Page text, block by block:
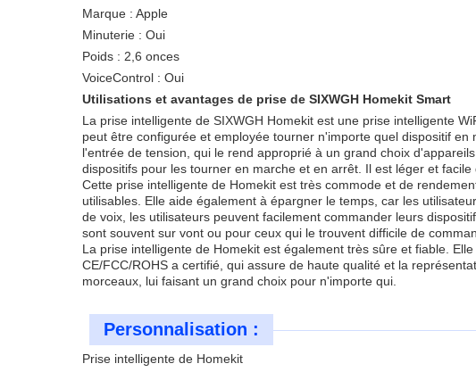
Marque : Apple
Minuterie : Oui
Poids : 2,6 onces
VoiceControl : Oui
Utilisations et avantages de prise de SIXWGH Homekit Smart
La prise intelligente de SIXWGH Homekit est une prise intelligente
peut être configurée et employée tourner n'importe quel dispositif
l'entrée de tension, qui le rend approprié à un grand choix
dispositifs pour les tourner en marche et en arrêt. Il est léger et
Cette prise intelligente de Homekit est très commode et de
utilisables. Elle aide également à épargner le temps, car les
de voix, les utilisateurs peuvent facilement commander leurs
sont souvent sur vont ou pour ceux qui le trouvent difficile de
La prise intelligente de Homekit est également très sûre et fiable.
CE/FCC/ROHS a certifié, qui assure de haute qualité et la
morceaux, lui faisant un grand choix pour n'importe qui.
Personnalisation :
Prise intelligente de Homekit